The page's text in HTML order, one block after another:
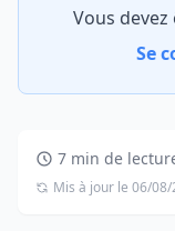
Vous
Se
7 min de
Mis à jour le 06/